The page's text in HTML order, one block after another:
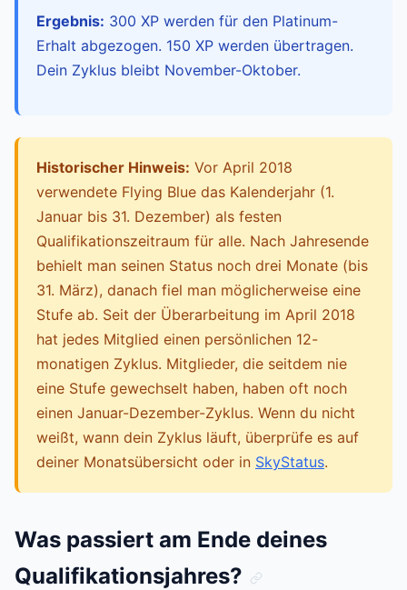
Ergebnis: 300 XP werden für den Platinum-
Erhalt abgezogen. 150 XP werden übertragen.
Dein Zyklus bleibt November-Oktober.
Historischer Hinweis: Vor April 2018
verwendete Flying Blue das Kalenderjahr (1.
Januar bis 31. Dezember) als festen
Qualifikationszeitraum für alle. Nach Jahresende
behielt man seinen Status noch drei Monate (bis
31. März), danach fiel man möglicherweise eine
Stufe ab. Seit der Überarbeitung im April 2018
hat jedes Mitglied einen persönlichen 12-
monatigen Zyklus. Mitglieder, die seitdem nie
eine Stufe gewechselt haben, haben oft noch
einen Januar-Dezember-Zyklus. Wenn du nicht
weißt, wann dein Zyklus läuft, überprüfe es auf
deiner Monatsübersicht oder in SkyStatus.
Was passiert am Ende deines
Qualifikationsjahres?